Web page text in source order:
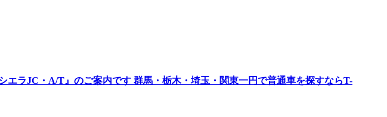
ラJC・A/T』のご案内です 群馬・栃木・埼玉・関東一円で普通車を探すならT-